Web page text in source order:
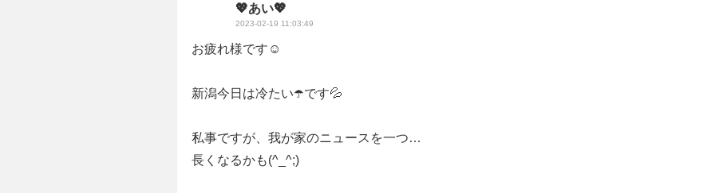
💖あい💖
2023-02-19 11:03:49
お疲れ様です☺️
新潟今日は冷たい☂️です💦
私事ですが、我が家のニュースを一つ…
長くなるかも(^_^;)